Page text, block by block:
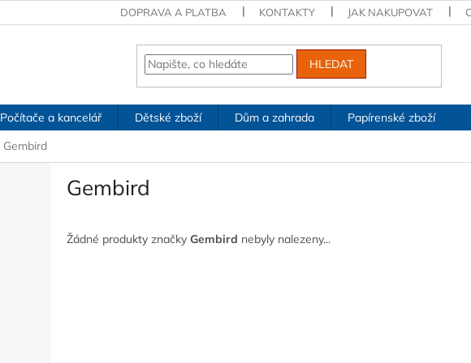
DOPRAVA A PLATBA KONTAKTY JAK NAKUPOVAT
HLEDAT
Počítače a kancelář Dětské zboží Dům a zahrada
Papírenské zboží
Gembird
Gembird
Žádné produkty značky Gembird nebyly nalezeny...